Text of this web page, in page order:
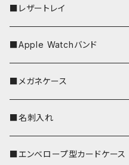
■レザートレイ
■Apple Watchバンド
■メガネケース
■名刺入れ
■エンベロープ型カードケース